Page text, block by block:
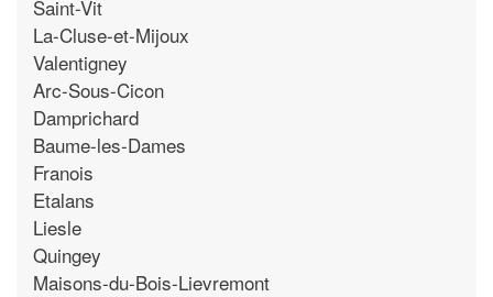
Saint-Vit
La-Cluse-et-Mijoux
Valentigney
Arc-Sous-Cicon
Damprichard
Baume-les-Dames
Franois
Etalans
Liesle
Quingey
Maisons-du-Bois-Lievremont